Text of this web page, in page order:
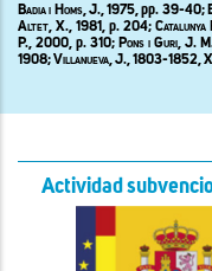
Badia i Homs, J., 1975,pp. 39-40;
Altet, X., 1981, p. 204; Catalunya
P., 2000,p. 310; Pons i Guri, J.
1908;Villanueva, J., 1803-1852,
Actividad